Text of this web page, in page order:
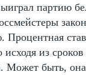
партию
из
Может быть, она